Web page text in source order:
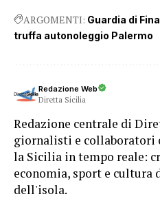
ARGOMENTI: Guardia di
truffa autonoleggio Palermo
Redazione Web
Diretta Sicilia
Redazione centrale di
giornalisti e collaboratori
la Sicilia in tempo reale:
economia, sport e cultura
dell'isola.